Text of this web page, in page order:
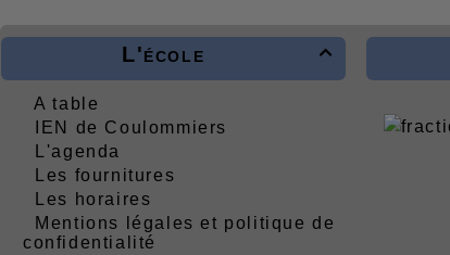

L'école
A table
IEN de Coulommiers
L'agenda
Les fournitures
Les horaires
Mentions légales et politique de
confidentialité